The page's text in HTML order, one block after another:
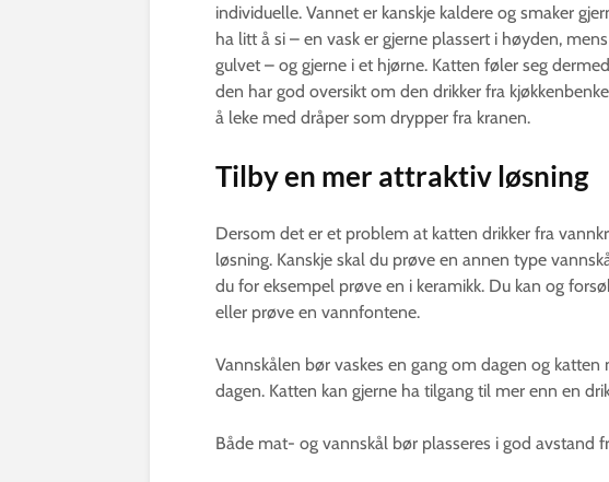
individuelle. Vannet er kanskje kaldere og smaker
ha litt å si – en vask er gjerne plassert i høyden,
gulvet – og gjerne i et hjørne. Katten føler seg
den har god oversikt om den drikker fra
å leke med dråper som drypper fra kranen.
Tilby en mer attraktiv løsning
Dersom det er et problem at katten drikker fra
løsning. Kanskje skal du prøve en annen type
du for eksempel prøve en i keramikk. Du kan og
eller prøve en vannfontene.
Vannskålen bør vaskes en gang om dagen og
dagen. Katten kan gjerne ha tilgang til mer enn en
Både mat- og vannskål bør plasseres i god avstand